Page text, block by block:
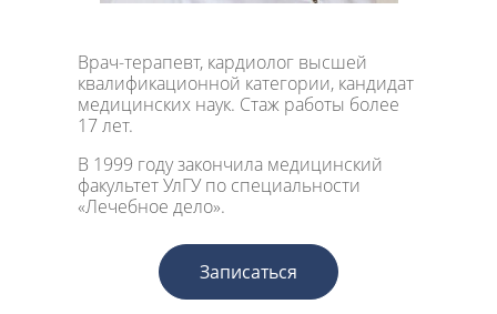
Врач-терапевт, кардиолог высшей
квалификационной категории, кандидат
медицинских наук. Стаж работы более
17 лет.
В 1999 году закончила медицинский
факультет УлГУ по специальности
«Лечебное дело».
Записаться